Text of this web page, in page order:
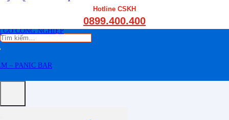
GỖ CÔNG NGHIỆP
– PANIC BAR
Hotline CSKH
0899.400.400
Tìm